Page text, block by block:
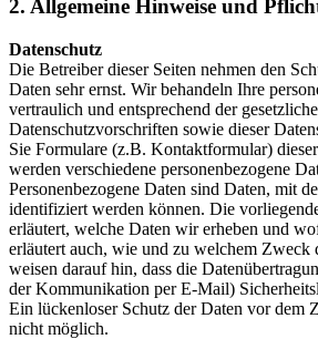
2. Allgemeine Hinweise und
Datenschutz
Die Betreiber dieser Seiten nehmen den
Daten sehr ernst. Wir behandeln Ihre
vertraulich und entsprechend der
Datenschutzvorschriften sowie dieser
Sie Formulare (z.B. Kontaktformular)
werden verschiedene personenbezogene
Personenbezogene Daten sind Daten, mit
identifiziert werden können. Die
erläutert, welche Daten wir erheben und
erläutert auch, wie und zu welchem Zweck
weisen darauf hin, dass die
der Kommunikation per E-Mail)
Ein lückenloser Schutz der Daten vor dem
nicht möglich.